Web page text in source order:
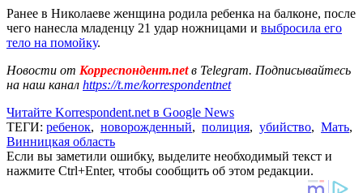
Ранее в Николаеве женщина родила ребенка на балконе, после
чего нанесла младенцу 21 удар ножницами и выбросила его
тело на помойку.
Новости от Корреспондент.netв Telegram. Подписывайтесь
на наш канал https://t.me/korrespondentnet
Читайте Korrespondent.net в Google News
ТЕГИ: ребенок, новорожденный, полиция, убийство, Мать,
Винницкая область
Если вы заметили ошибку, выделите необходимый текст и
нажмите Ctrl+Enter, чтобы сообщить об этом редакции.